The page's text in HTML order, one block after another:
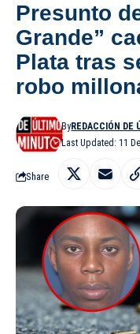
Presunto
Grande”
Plata tras
robo
Last Updated: 11
ByREDACCIÓN DE
Share